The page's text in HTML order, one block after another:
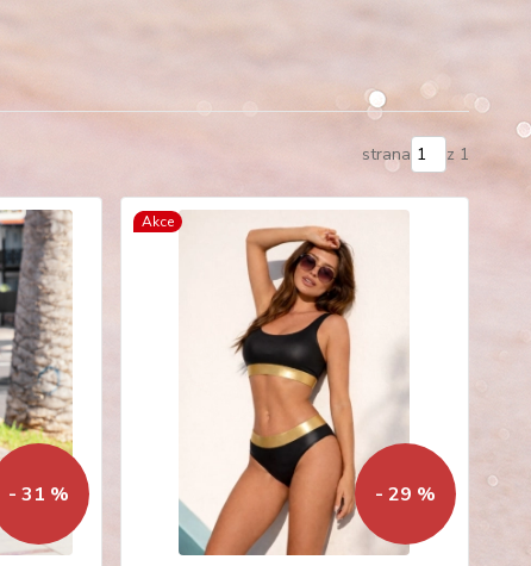
strana z 1
- 31 %
Akce
- 29 %